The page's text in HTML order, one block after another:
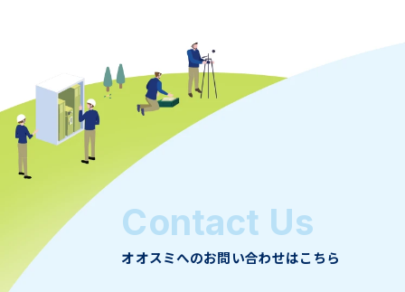
Contact Us
オオスミへのお問い合わせはこちら